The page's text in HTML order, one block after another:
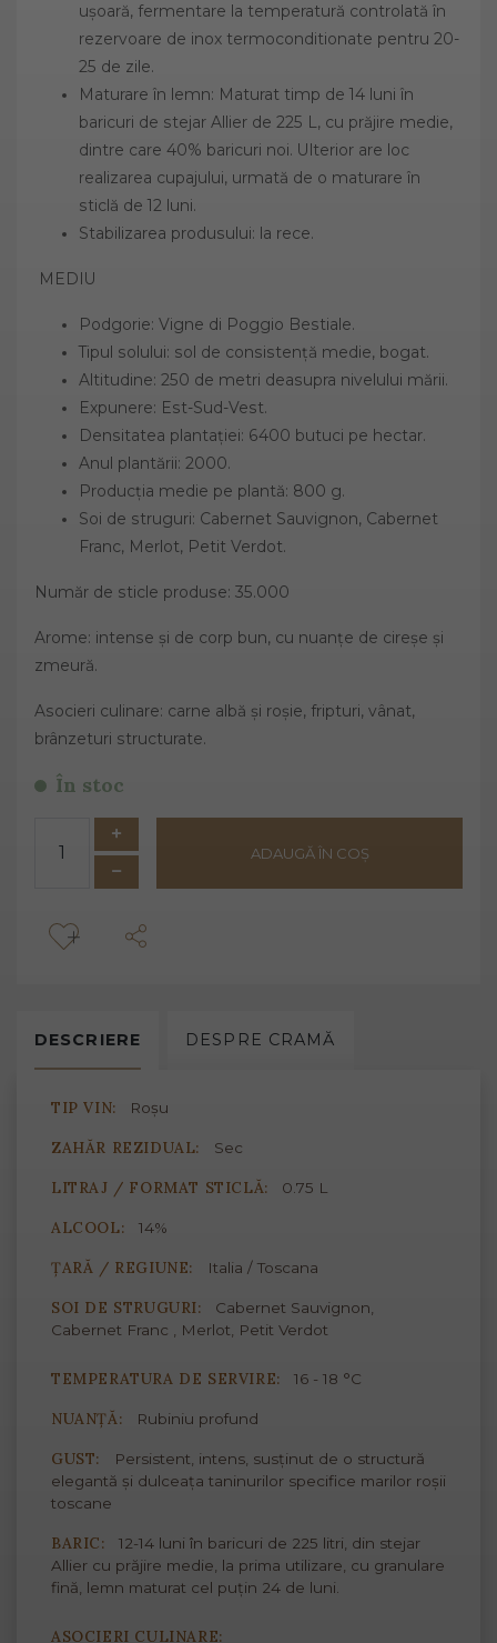
ușoară, fermentare la temperatură controlată în
rezervoare de inox termoconditionate pentru 20-
25 de zile.
Maturare în lemn: Maturat timp de 14 luni în
baricuri de stejar Allier de 225 L, cu prăjire medie,
dintre care 40% baricuri noi. Ulterior are loc
realizarea cupajului, urmată de o maturare în
sticlă de 12 luni.
Stabilizarea produsului: la rece.
MEDIU
Podgorie: Vigne di Poggio Bestiale.
Tipul solului: sol de consistență medie, bogat.
Altitudine: 250 de metri deasupra nivelului mării.
Expunere: Est-Sud-Vest.
Densitatea plantației: 6400 butuci pe hectar.
Anul plantării: 2000.
Producția medie pe plantă: 800 g.
Soi de struguri: Cabernet Sauvignon, Cabernet
Franc, Merlot, Petit Verdot.
Număr de sticle produse: 35.000
Arome: intense și de corp bun, cu nuanțe de cireșe și
zmeură.
Asocieri culinare: carne albă și roșie, fripturi, vânat,
brânzeturi structurate.
În stoc
ADAUGĂ ÎN COȘ
DESCRIERE DESPRE CRAMĂ
TIP VIN: Roșu
ZAHĂR REZIDUAL: Sec
LITRAJ / FORMAT STICLĂ: 0.75 L
ALCOOL: 14%
ȚARĂ / REGIUNE: Italia / Toscana
SOI DE STRUGURI:
Cabernet Sauvignon,
Cabernet Franc , Merlot, Petit Verdot
TEMPERATURA DE SERVIRE: 16 - 18 °C
NUANȚĂ: Rubiniu profund
GUST:
Persistent, intens, susținut de o structură
elegantă și dulceața taninurilor specifice marilor roșii
toscane
BARIC:
12-14 luni în baricuri de 225 litri, din stejar
Allier cu prăjire medie, la prima utilizare, cu granulare
fină, lemn maturat cel puțin 24 de luni.
ASOCIERI CULINARE: